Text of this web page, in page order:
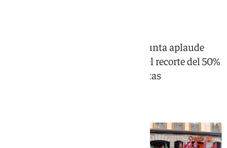
El próximo videpresidente de la Junta aplaude
una noticia en la que se anuncia el recorte del 50%
en las cantidades que perciben estas